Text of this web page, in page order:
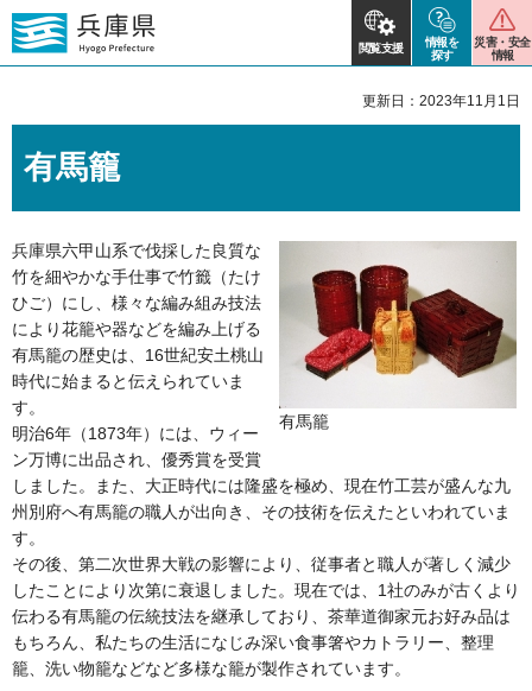
閲覧支援
情報を
探す
災害・安全
情報
更新日：2023年11月1日
有馬籠
有馬籠
兵庫県六甲山系で伐採した良質な
竹を細やかな手仕事で竹籤（たけ
ひご）にし、様々な編み組み技法
により花籠や器などを編み上げる
有馬籠の歴史は、16世紀安土桃山
時代に始まると伝えられていま
す。
明治6年（1873年）には、ウィー
ン万博に出品され、優秀賞を受賞
しました。また、大正時代には隆盛を極め、現在竹工芸が盛んな九
州別府へ有馬籠の職人が出向き、その技術を伝えたといわれていま
す。
その後、第二次世界大戦の影響により、従事者と職人が著しく減少
したことにより次第に衰退しました。現在では、1社のみが古くより
伝わる有馬籠の伝統技法を継承しており、茶華道御家元お好み品は
もちろん、私たちの生活になじみ深い食事箸やカトラリー、整理
籠、洗い物籠などなど多様な籠が製作されています。